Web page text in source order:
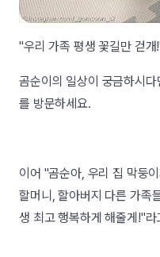
"우리 가족 평생 꽃길만 걷개
곰순이의 일상이 궁금하시다
를 방문하세요.
이어 "곰순아, 우리 집 막둥
할머니, 할아버지 다른 가족
생 최고 행복하게 해줄게!"